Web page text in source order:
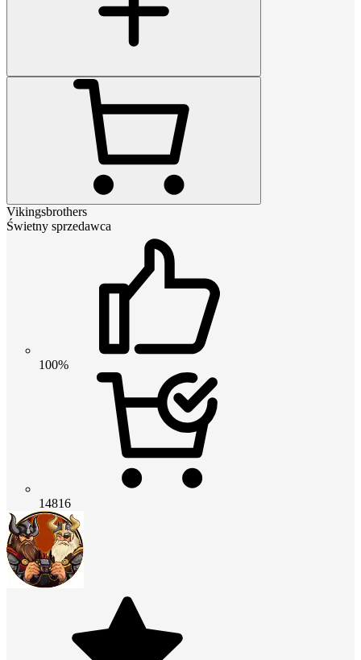
Vikingsbrothers
Świetny sprzedawca
100%
14816